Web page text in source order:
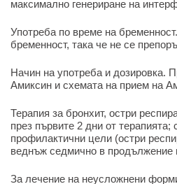
максимално генериране на
Употреба по време на
бременност, така че не се
Начин на употреба и дозировка.
Амиксин и схемата на прием на
Терапия за бронхит, остри
през първите 2 дни от
профилактични цели (остри
веднъж седмично в продължение
За лечение на неусложнени